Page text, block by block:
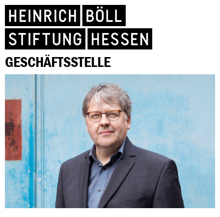
GESCHÄFTSSTELLE